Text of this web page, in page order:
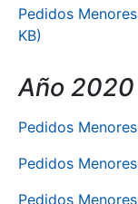
Pedidos
KB)
Año 2020
Pedidos
Pedidos
Pedidos